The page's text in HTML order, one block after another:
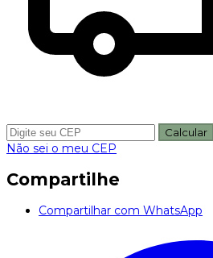
Calcular
Não sei o meu CEP
Compartilhe
Compartilhar com WhatsApp